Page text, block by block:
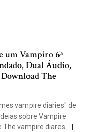
um Vampiro 6ª
Dual Áudio,
The
vampire diaries" de
sobre Vampire
The vampire diares.